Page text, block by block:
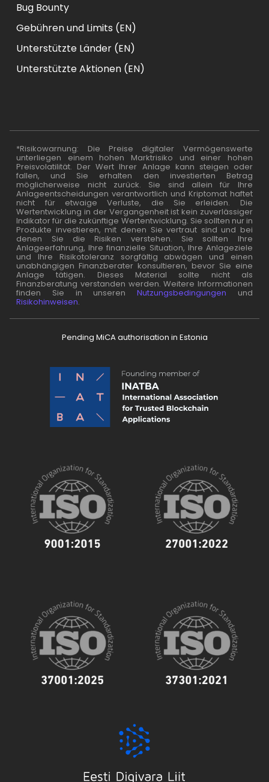
Bug Bounty
Gebühren und Limits (EN)
Unterstützte Länder (EN)
Unterstützte Aktionen (EN)
*Risikowarnung: Die Preise digitaler Vermögenswerte
unterliegen einem hohen Marktrisiko und einer hohen
Preisvolatilität. Der Wert Ihrer Anlage kann steigen oder
fallen, und Sie erhalten den investierten Betrag
möglicherweise nicht zurück. Sie sind allein für Ihre
Anlageentscheidungen verantwortlich und Kriptomat haftet
nicht für etwaige Verluste, die Sie erleiden. Die
Wertentwicklung in der Vergangenheit ist kein zuverlässiger
Indikator für die zukünftige Wertentwicklung. Sie sollten nur in
Produkte investieren, mit denen Sie vertraut sind und bei
denen Sie die Risiken verstehen. Sie sollten Ihre
Anlageerfahrung, Ihre finanzielle Situation, Ihre Anlageziele
und Ihre Risikotoleranz sorgfältig abwägen und einen
unabhängigen Finanzberater konsultieren, bevor Sie eine
Anlage tätigen. Dieses Material sollte nicht als
Finanzberatung verstanden werden. Weitere Informationen
finden Sie in unserenNutzungsbedingungen und
Risikohinweisen.
Pending MiCA authorisation in Estonia